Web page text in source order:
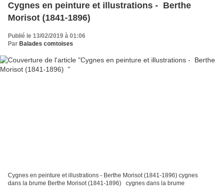
Cygnes en peinture et illustrations - Berthe
Morisot (1841-1896)
Publié le 13/02/2019 à 01:06
Par Balades comtoises
Cygnes en peinture et illustrations - Berthe Morisot (1841-1896) cygnes
dans la brume Berthe Morisot (1841-1896) cygnes dans la brume​​​​​​​